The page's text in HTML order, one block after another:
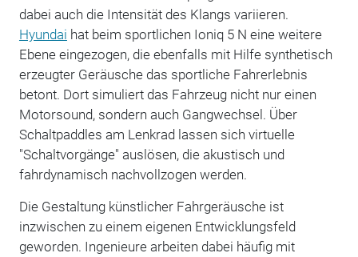
dabei auch die Intensität des Klangs variieren.
Hyundai hat beim sportlichen Ioniq 5 N eine weitere
Ebene eingezogen, die ebenfalls mit Hilfe synthetisch
erzeugter Geräusche das sportliche Fahrerlebnis
betont. Dort simuliert das Fahrzeug nicht nur einen
Motorsound, sondern auch Gangwechsel. Über
Schaltpaddles am Lenkrad lassen sich virtuelle
"Schaltvorgänge" auslösen, die akustisch und
fahrdynamisch nachvollzogen werden.
Die Gestaltung künstlicher Fahrgeräusche ist
inzwischen zu einem eigenen Entwicklungsfeld
geworden. Ingenieure arbeiten dabei häufig mit